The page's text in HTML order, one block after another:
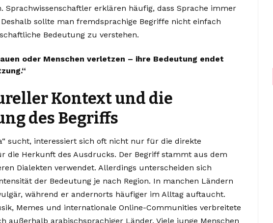
Sprachwissenschaftler erklären häufig, dass Sprache immer
sollte man fremdsprachige Begriffe nicht einfach
Bedeutung zu verstehen.
oder Menschen verletzen – ihre Bedeutung endet
Kontext und die
des Begriffs
sucht, interessiert sich oft nicht nur für die direkte
die Herkunft des Ausdrucks. Der Begriff stammt aus dem
Dialekten verwendet. Allerdings unterscheiden sich
der Bedeutung je nach Region. In manchen Ländern
während er andernorts häufiger im Alltag auftaucht.
Memes und internationale Online-Communities verbreitete
außerhalb arabischsprachiger Länder. Viele junge Menschen